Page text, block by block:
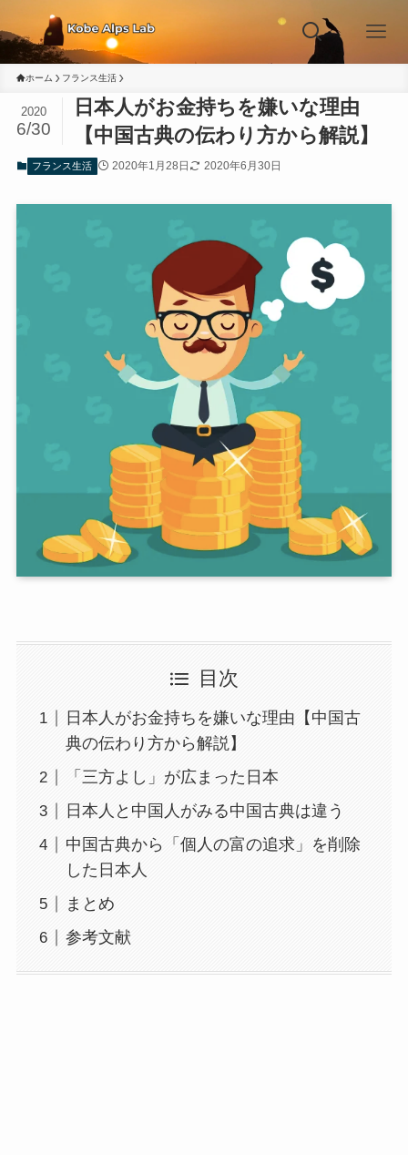
ホーム フランス生活
日本人がお金持ちを嫌いな理由
【中国古典の伝わり方から解説】
2020
6/30
フランス生活 2020年1月28日 2020年6月30日
目次
日本人がお金持ちを嫌いな理由【中国古
典の伝わり方から解説】
「三方よし」が広まった日本
日本人と中国人がみる中国古典は違う
中国古典から「個人の富の追求」を削除
した日本人
まとめ
参考文献